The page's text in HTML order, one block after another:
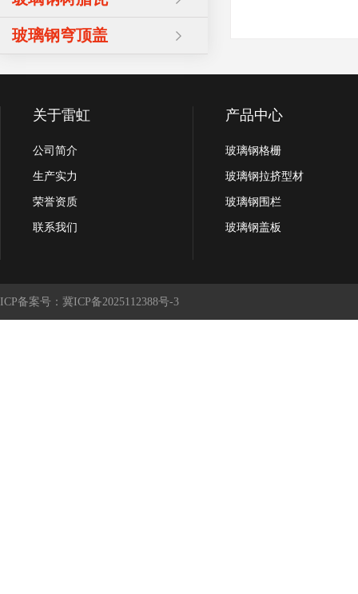
玻璃钢穹顶盖
关于雷虹
公司简介
生产实力
荣誉资质
联系我们
产品中心
玻璃钢格栅
玻璃钢拉挤型材
玻璃钢围栏
玻璃钢盖板
ICP备案号：冀ICP备2025112388号-3